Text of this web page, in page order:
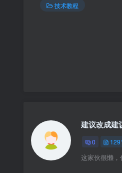
技术教程
建议改成建
0
这家伙很懒